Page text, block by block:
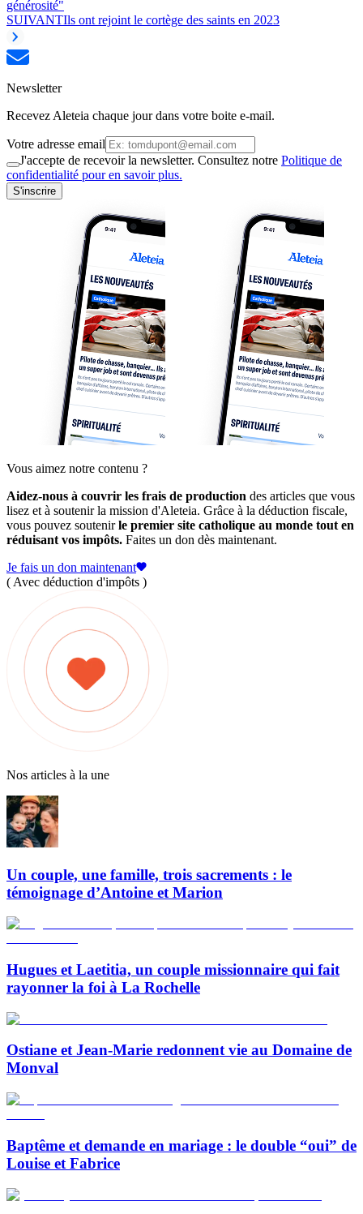
générosité"
SUIVANTIls ont rejoint le cortège des saints en 2023
Newsletter
Recevez Aleteia chaque jour dans votre boite e-mail.
Votre adresse email
J'accepte de recevoir la newsletter. Consultez notre Politique de
confidentialité pour en savoir plus.
S'inscrire
Vous aimez notre contenu ?
Aidez-nous à couvrir les frais de production des articles que vous
lisez et à soutenir la mission d'Aleteia. Grâce à la déduction fiscale,
vous pouvez soutenirle premier site catholique au monde tout en
réduisant vos impôts. Faites un don dès maintenant.
Je fais un don maintenant
( Avec déduction d'impôts )
Nos articles à la une
Un couple, une famille, trois sacrements : le
témoignage d’Antoine et Marion
Hugues et Laetitia, un couple missionnaire qui fait
rayonner la foi à La Rochelle
Ostiane et Jean-Marie redonnent vie au Domaine de
Monval
Baptême et demande en mariage : le double “oui” de
Louise et Fabrice